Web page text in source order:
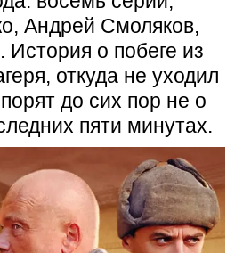
Андрей Смоляков,
о побеге из
откуда не уходил
до сих пор не о
пяти минутах.